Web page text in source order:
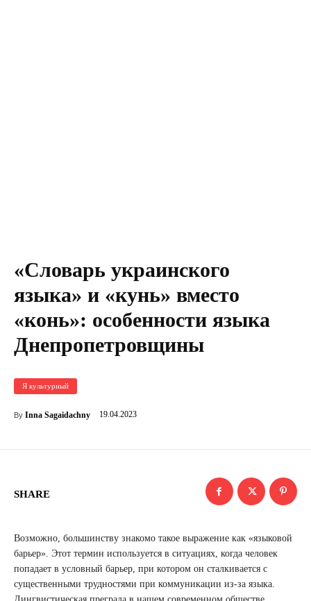
«Словарь украинского
языка» и «кунь» вместо
«конь»: особенности языка
Днепропетровщины
Я культурный
By Inna Sagaidachny 19.04.2023
SHARE
Возможно, большинству знакомо такое выражение как «языковой
барьер». Этот термин используется в ситуациях, когда человек
попадает в условный барьер, при котором он сталкивается с
существенными трудностями при коммуникации из-за языка.